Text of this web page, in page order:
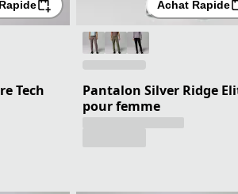
Tech
Achat Rapide
Pantalon Silver Ridge
pour femme